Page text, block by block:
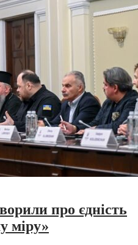
про єдність
міру»